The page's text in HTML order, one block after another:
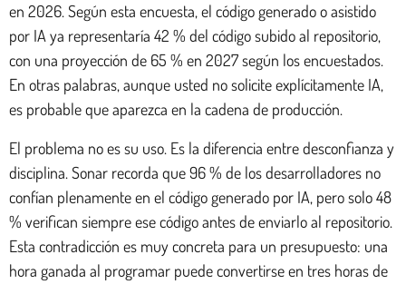
en 2026. Según esta encuesta, el código generado o asistido
por IA ya representaría 42 % del código subido al repositorio,
con una proyección de 65 % en 2027 según los encuestados.
En otras palabras, aunque usted no solicite explícitamente IA,
es probable que aparezca en la cadena de producción.
El problema no es su uso. Es la diferencia entre desconfianza y
disciplina. Sonar recorda que 96 % de los desarrolladores no
confían plenamente en el código generado por IA, pero solo 48
% verifican siempre ese código antes de enviarlo al repositorio.
Esta contradicción es muy concreta para un presupuesto: una
hora ganada al programar puede convertirse en tres horas de